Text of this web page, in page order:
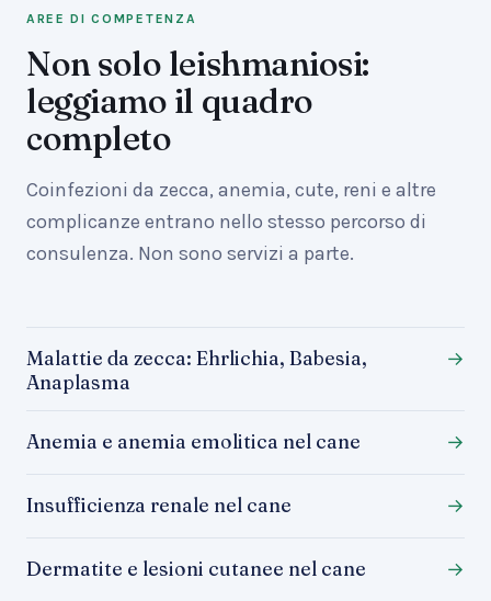
AREE DI COMPETENZA
Non solo leishmaniosi:
leggiamo il quadro
completo
Coinfezioni da zecca, anemia, cute, reni e altre
complicanze entrano nello stesso percorso di
consulenza. Non sono servizi a parte.
Malattie da zecca: Ehrlichia, Babesia,
Anaplasma
→
Anemia e anemia emolitica nel cane →
Insufficienza renale nel cane →
Dermatite e lesioni cutanee nel cane →